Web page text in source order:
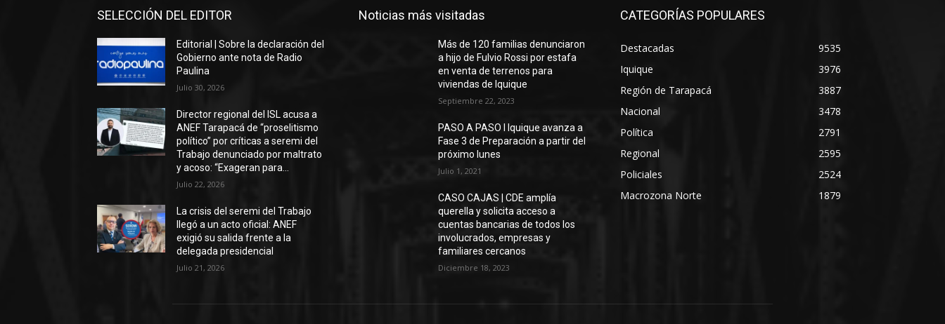
SELECCIÓN DEL EDITOR
Editorial | Sobre la declaración del
Gobierno ante nota de Radio
Paulina
Julio 30, 2026
Director regional del ISL acusa a
ANEF Tarapacá de “proselitismo
político” por críticas a seremi del
Trabajo denunciado por maltrato
y acoso: “Exageran para...
Julio 22, 2026
La crisis del seremi del Trabajo
llegó a un acto oficial: ANEF
exigió su salida frente a la
delegada presidencial
Julio 21, 2026
Noticias más visitadas
Más de 120 familias denunciaron
a hijo de Fulvio Rossi por estafa
en venta de terrenos para
viviendas de Iquique
Septiembre 22, 2023
PASO A PASO I Iquique avanza a
Fase 3 de Preparación a partir del
próximo lunes
Julio 1, 2021
CASO CAJAS | CDE amplía
querella y solicita acceso a
cuentas bancarias de todos los
involucrados, empresas y
familiares cercanos
Diciembre 18, 2023
CATEGORÍAS POPULARES
Destacadas
9535
Iquique
3976
Región de Tarapacá
3887
Nacional
3478
Política
2791
Regional
2595
Policiales
2524
Macrozona Norte
1879